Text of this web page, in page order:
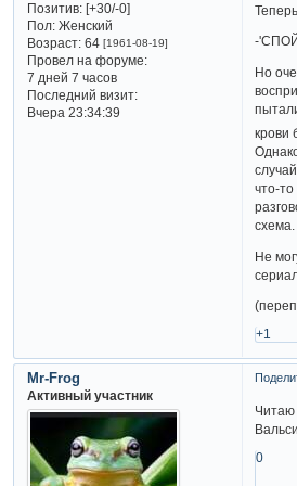
Позитив: [+30/-0]
Пол:Женский
Возраст:64 [1961-08-19]
Провел на форуме:
7 дней 7 часов
Последний визит:
Вчера 23:34:39
-
Но
крови
что-
Не
+1
Mr-Frog
Активный участник
Читаю
0